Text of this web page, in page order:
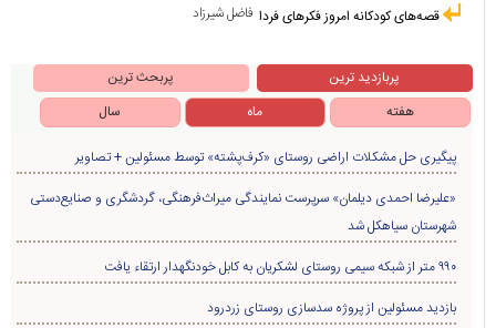
فاضل شیرزاد قصه‌های کودکانه امروز فکرهای فردا
پربازدید ترین
پربحث ترین
هفته
ماه سال
پیگیری حل مشکلات اراضی روستای «کرف‌پشته» توسط مسئولین + تصاویر
«علیرضا احمدی دیلمان» سرپرست نمایندگی میراث‌فرهنگی، گردشگری و صنایع‌دستی
شهرستان سیاهکل شد
۹۹۰ متر از شبکه سیمی روستای لشکریان به کابل خودنگهدار ارتقاء یافت
بازدید مسئولین از پروژه سدسازی روستای زردرود